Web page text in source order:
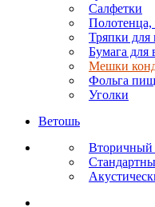
Салфетки
Полотенца,
Тряпки для
Бумага для
Мешки
Фольга
Уголки
Ветошь
Вторичный